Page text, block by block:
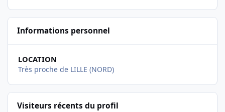
Informations personnel
LOCATION
Très proche de LILLE (NORD)
Visiteurs récents du profil